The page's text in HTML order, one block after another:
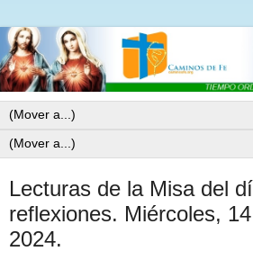
Lecturas de la Misa del
reflexiones. Miércoles,
2024.